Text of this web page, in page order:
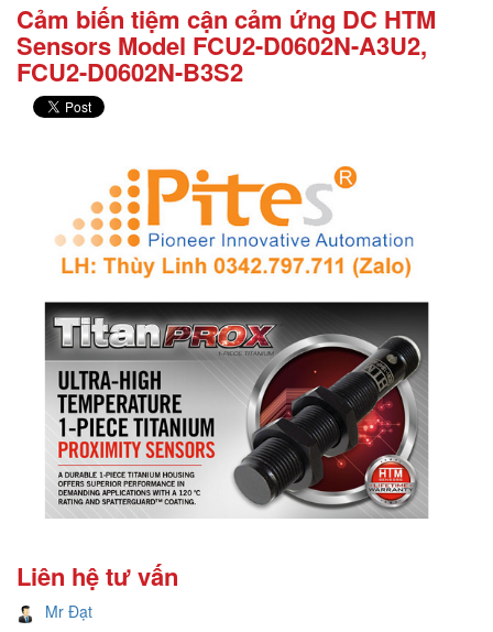
Cảm biến tiệm cận cảm ứng DC HTM
Sensors Model FCU2-D0602N-A3U2,
FCU2-D0602N-B3S2
Liên hệ tư vấn
Mr Đạt